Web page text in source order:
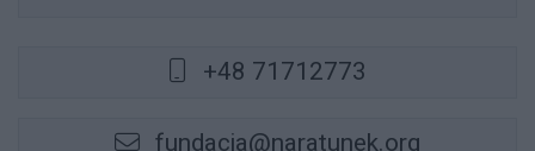
+48 71712773
fundacja@naratunek.org